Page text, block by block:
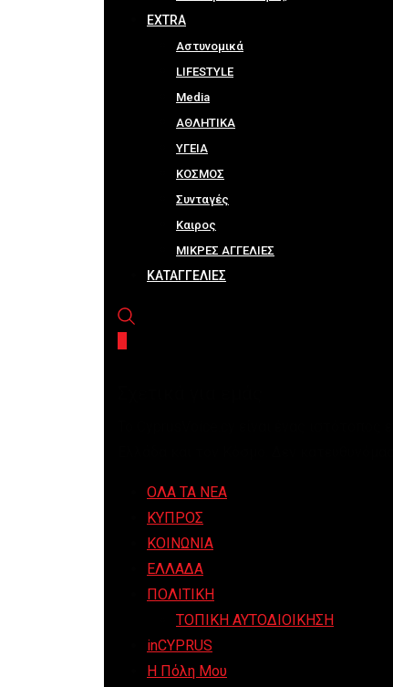
EXTRA
Αστυνομικά
LIFESTYLE
Media
ΑΘΛΗΤΙΚΑ
ΥΓΕΙΑ
ΚΟΣΜΟΣ
Συνταγές
Καιρος
ΜΙΚΡΕΣ ΑΓΓΕΛΙΕΣ
ΚΑΤΑΓΓΕΛΙΕΣ
ΟΛΑ ΤΑ ΝΕΑ
ΚΥΠΡΟΣ
ΚΟΙΝΩΝΙΑ
ΕΛΛΑΔΑ
ΠΟΛΙΤΙΚΗ
ΤΟΠΙΚΗ ΑΥΤΟΔΙΟΙΚΗΣΗ
inCYPRUS
Η Πόλη Μου